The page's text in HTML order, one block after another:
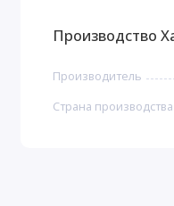
Производство
Производитель
Страна производства